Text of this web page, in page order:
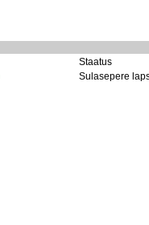
Staatus
Sulasepere